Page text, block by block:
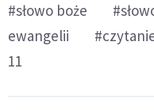
#słowo boże
ewangelii
11